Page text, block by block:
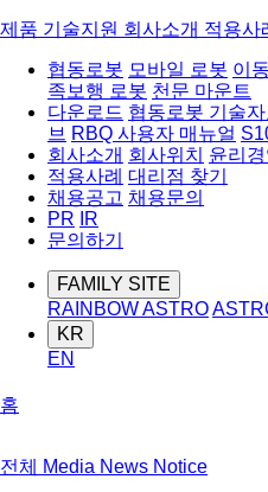
제품 기술지원 회사소개 적용사
협동로봇 모바일 로봇 이
족보행 로봇 천문 마운트
다운로드 협동로봇 기술자
브 RBQ 사용자 매뉴얼
회사소개 회사위치
윤리경
적용사례 대리점 찾기
채용공고 채용문의
PR
IR
문의하기
FAMILY SITE
RAINBOW ASTRO
KR
EN
홈
전체 Media News Notice